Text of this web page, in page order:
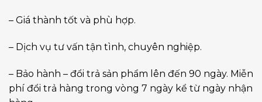
– Giá thành tốt và phù hợp.
– Dịch vụ tư vấn tận tình, chuyên nghiệp.
– Bảo hành – đổi trả sản phẩm lên đến 90 ngày. Miễn
phí đổi trả hàng trong vòng 7 ngày kể từ ngày nhận